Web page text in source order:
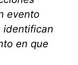
evento
identifican
en que